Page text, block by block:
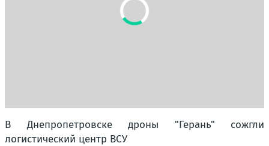
В Днепропетровске дроны "Герань" сожгли
логистический центр ВСУ